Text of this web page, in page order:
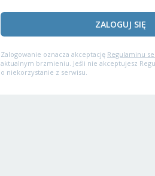
ZALOGUJ SIĘ
Zalogowanie oznacza akceptację Regulaminu
aktualnym brzmieniu. Jeśli nie akceptujesz
o niekorzystanie z serwisu.